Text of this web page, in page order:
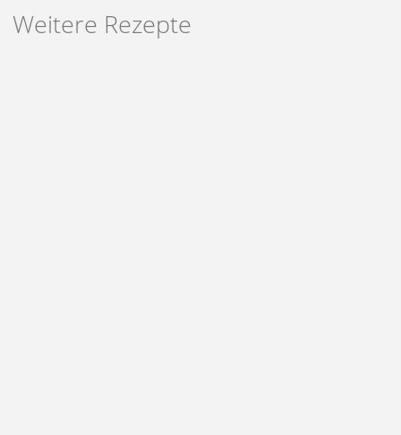
Weitere Rezepte